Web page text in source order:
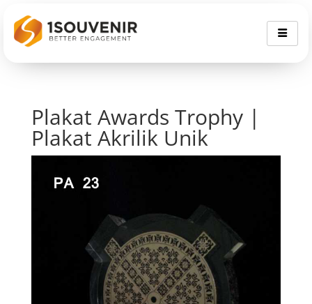
Plakat Awards Trophy |
Plakat Akrilik Unik